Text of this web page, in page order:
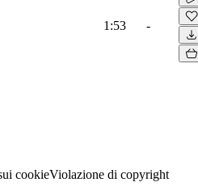
1:53 -
cookieViolazione di copyright